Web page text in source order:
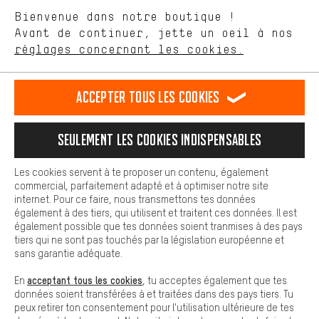
Langue"
français english
EN Deutsch español
RÉSILIER LE CONTRAT Communauté d'Aix-la-Chapelle
Programme d'affiliation Mentions Légales Protection des données
Conditions générales de vente Plateforme d'Alerte
Reprise des batteries Corepile Paramètres de cookies
Modifier le contraste
Tous les prix s'entendent en euros (MwSt hors) plus les
frais de portpour la livraison versÉtats-Unis.
Bienvenue dans notre boutique !
Avant de continuer, jette un oeil à nos
réglages concernant les cookies.
nous proposons grâce à ton comportement d'achat.
Plus de confort
est plus confortable. Avec les cookies de confort, nous
Nous pouvons ainsi mettre à ta disposition d'autres contenus et
informations utiles. De plus, tu as la possibilité d'utiliser des
facilement les bons produits. Par exemple, nous proposons une
facilement aux questions.
Cookies de base
Les cookies de base garantissent que tu puisses utiliser les
fonctions de notre site web.
Accepter tous les cookies
Seulement les cookies indispensables
Les cookies servent à te proposer un contenu, également
commercial, parfaitement adapté et à optimiser notre site
internet. Pour ce faire, nous transmettons tes données
également à des tiers, qui utilisent et traitent ces données. Il est
également possible que tes données soient tranmises à des pays
tiers qui ne sont pas touchés par la législation européenne et
sans garantie adéquate.
En acceptant tous les cookies , tu acceptes également que tes
données soient transférées à et traitées dans des pays tiers. Tu
peux retirer ton consentement pour l'utilisation ultérieure de tes